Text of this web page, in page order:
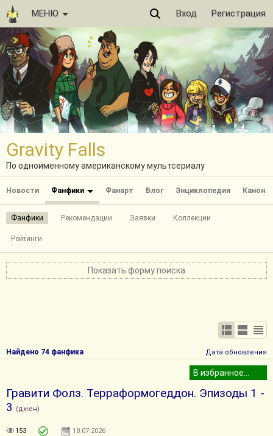
МЕНЮ Вход Регистрация
Gravity Falls
По одноименному американскому мультсериалу
Новости Фанфики Фанарт Блог Энциклопедия Канон
Фанфики Рекомендации Заявки Коллекции
Рейтинги
Показать форму поиска
Найдено 74 фанфика Дата обновления
Гравити Фолз. Терраформогеддон. Эпизоды 1 -
3
(джен)
153 18.07.2026